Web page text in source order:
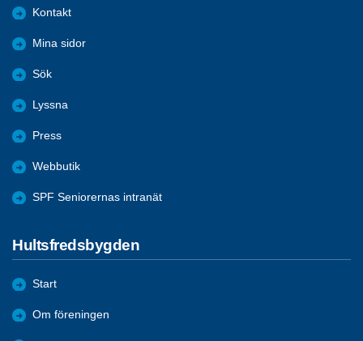
Kontakt
Mina sidor
Sök
Lyssna
Press
Webbutik
SPF Seniorernas intranät
Hultsfredsbygden
Start
Om föreningen